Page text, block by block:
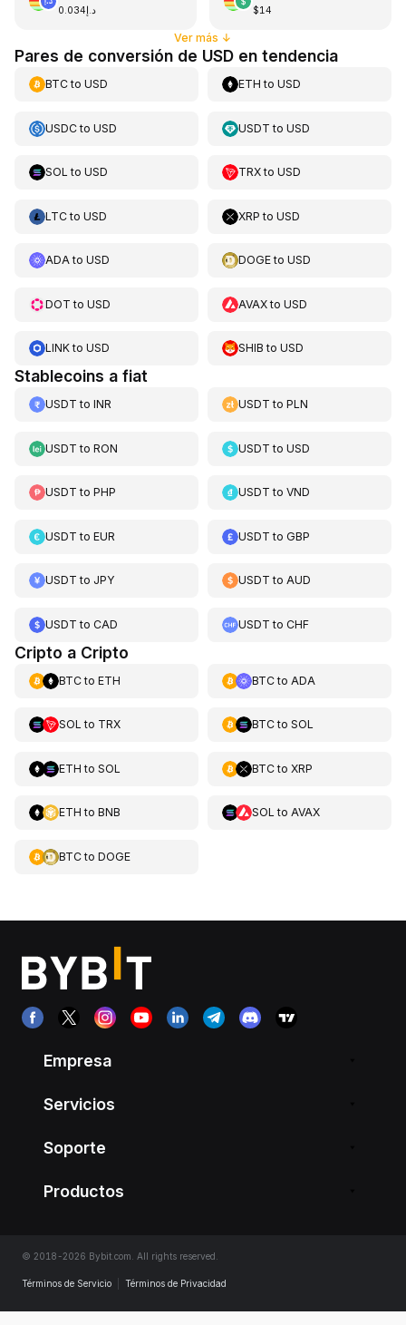
د.إ0.034 $14
Ver más ↓
Pares de conversión de USD en tendencia
BTCto USD ETH toUSD
USDCto USD USDT toUSD
SOL to USD TRXtoUSD
LTCto USD XRP toUSD
ADAto USD DOGEtoUSD
DOT to USD AVAXtoUSD
LINKto USD SHIB toUSD
Stablecoins a fiat
USDT to INR USDT toPLN
USDT to RON USDT toUSD
USDT to PHP USDT toVND
USDT to EUR USDT toGBP
USDT to JPY USDT toAUD
USDT to CAD USDT toCHF
Cripto a Cripto
BTCto ETH BTCto ADA
SOL to TRX BTCto SOL
ETH to SOL BTCto XRP
ETH to BNB SOL to AVAX
BTCto DOGE
Empresa
Servicios
Soporte
Productos
© 2018-2026 Bybit.com. All rights reserved.
Términos de Servicio Términos de Privacidad